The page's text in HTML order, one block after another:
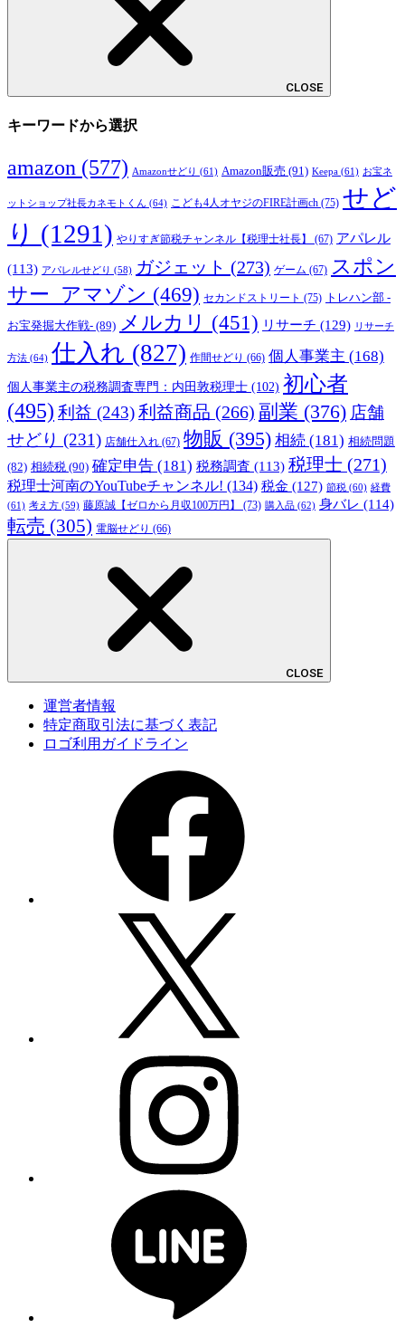
CLOSE
キーワードから選択
amazon (577) Amazonせどり (61) Amazon販売 (91) Keepa (61) お宝ネ
ットショップ社長カネモトくん (64) こども4人オヤジのFIRE計画ch (75) せど
り (1291) やりすぎ節税チャンネル【税理士社長】 (67) アパレル
(113) アパレルせどり (58) ガジェット (273) ゲーム (67) スポン
サー_アマゾン (469) セカンドストリート (75) トレハン部 -
お宝発掘大作戦- (89) メルカリ (451) リサーチ (129) リサーチ
方法 (64) 仕入れ (827) 作間せどり (66) 個人事業主 (168)
個人事業主の税務調査専門：内田敦税理士 (102) 初心者
(495) 利益 (243)利益商品 (266) 副業 (376) 店舗
せどり (231) 店舗仕入れ (67) 物販 (395) 相続 (181) 相続問題
(82) 相続税 (90) 確定申告 (181) 税務調査 (113) 税理士 (271)
税理士河南のYouTubeチャンネル! (134) 税金 (127) 節税 (60) 経費
(61) 考え方 (59) 藤原誠【ゼロから月収100万円】 (73) 購入品 (62) 身バレ (114)
転売 (305) 電脳せどり (66)
CLOSE
運営者情報
特定商取引法に基づく表記
ロゴ利用ガイドライン